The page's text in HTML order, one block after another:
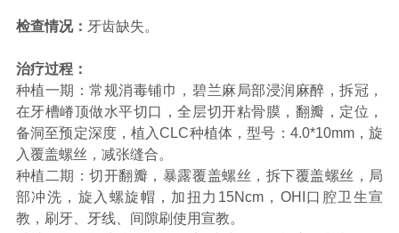
医疗新闻
种植牙 dental implant
箍牙orthodontics
收费标准charge standard
就医指引contact us
检查情况： 牙齿缺失。
治疗过程：
种植一期：常规消毒铺巾，碧兰麻局部浸润麻醉，拆冠，
在牙槽嵴顶做水平切口，全层切开粘骨膜，翻瓣，定位，
备洞至预定深度，植入CLC种植体，型号：4.0*10mm，旋
入覆盖螺丝，减张缝合。
种植二期：切开翻瓣，暴露覆盖螺丝，拆下覆盖螺丝，局
部冲洗，旋入螺旋帽，加扭力15Ncm，OHI口腔卫生宣
教，刷牙、牙线、间隙刷使用宣教。